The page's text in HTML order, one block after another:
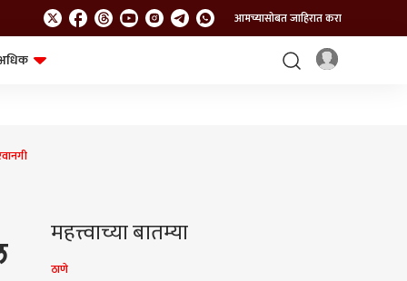
आमच्यासोबत जाहिरात करा
महत्त्वाच्या बातम्या
ठाणे